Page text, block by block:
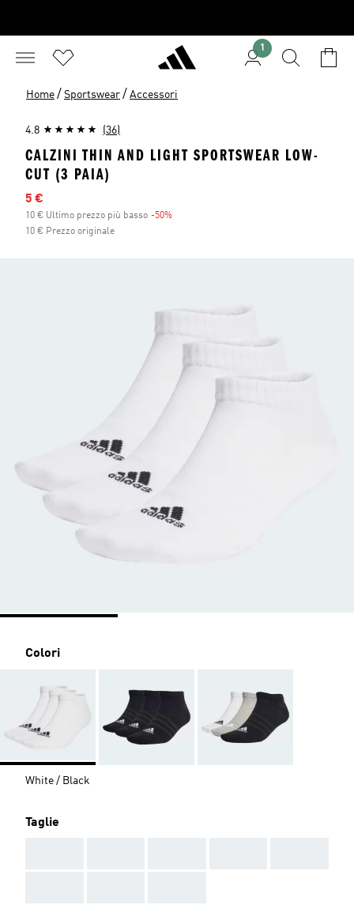
1
Home / Sportswear / Accessori
4.8 (36)
CALZINI THIN AND LIGHT SPORTSWEAR LOW-
CUT (3 PAIA)
Prezzo scontato
5 €
10 € Ultimo prezzo più basso -50%
10 € Prezzo originale
Colori
White / Black
Taglie